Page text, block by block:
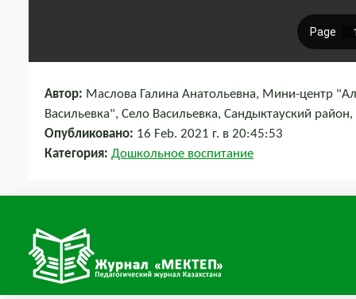
Автор: Маслова Галина Анатольевна, Мини-центр
Васильевка", Село Васильевка, Сандыктауский
Опубликовано: 16 Feb. 2021 г. в 20:45:53
Категория: Дошкольное воспитание